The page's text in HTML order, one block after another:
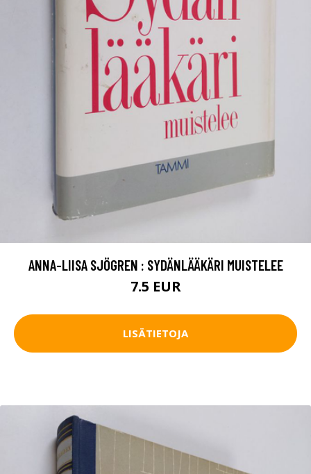
ANNA-LIISA SJÖGREN : SYDÄNLÄÄKÄRI MUISTELEE
7.5 EUR
LISÄTIETOJA